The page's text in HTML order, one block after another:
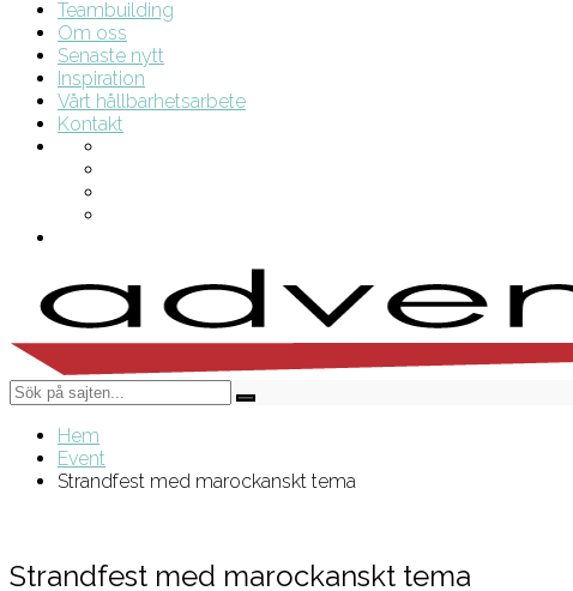
Teambuilding
Om oss
Senaste nytt
Inspiration
Vårt hållbarhetsarbete
Kontakt
Hem
Event
Strandfest med marockanskt tema
Strandfest med marockanskt tema